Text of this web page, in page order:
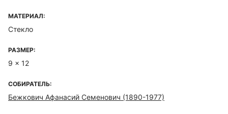
МАТЕРИАЛ:
Стекло
РАЗМЕР:
9 x 12
СОБИРАТЕЛЬ:
Бежкович Афанасий Семенович (1890-1977)